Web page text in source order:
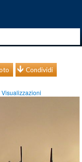
Condividi
Visualizzazioni